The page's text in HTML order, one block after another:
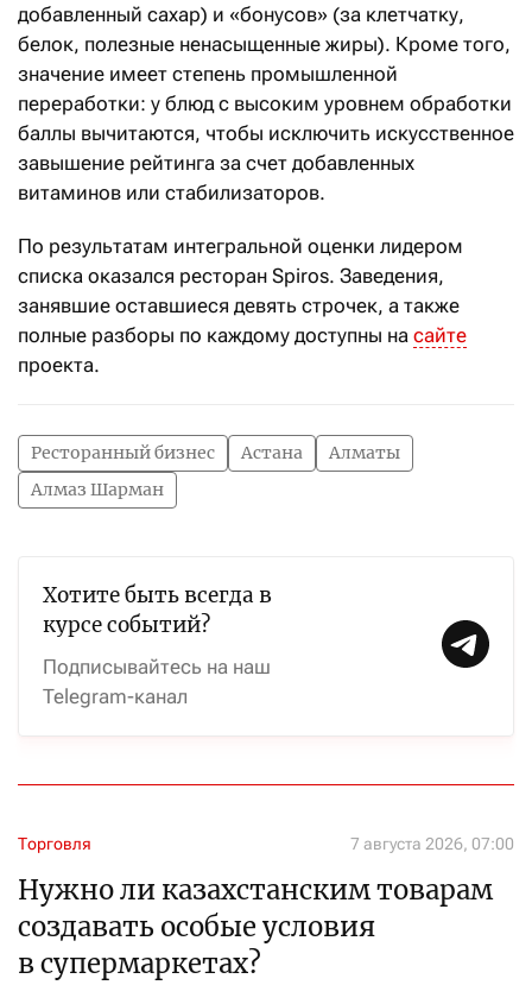
добавленный сахар) и «бонусов» (за клетчатку,
белок, полезные ненасыщенные жиры). Кроме того,
значение имеет степень промышленной
переработки: у блюд с высоким уровнем обработки
баллы вычитаются, чтобы исключить искусственное
завышение рейтинга за счет добавленных
витаминов или стабилизаторов.
По результатам интегральной оценки лидером
списка оказался ресторан Spiros. Заведения,
занявшие оставшиеся девять строчек, а также
полные разборы по каждому доступны на сайте
проекта.
Ресторанный бизнес Астана
Алматы
Алмаз Шарман
Хотите быть всегда в
курсе событий?
Подписывайтесь на наш
Telegram-канал
Торговля 7 августа 2026, 07:00
Нужно ли казахстанским товарам
создавать особые условия
в супермаркетах?